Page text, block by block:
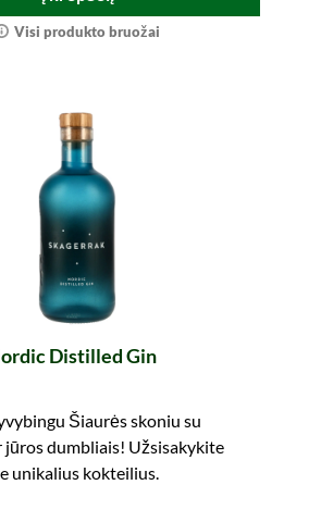
Visi produkto bruožai
Distilled Gin
Šiaurės skoniu su
jūros dumbliais! Užsisakykite
unikalius kokteilius.